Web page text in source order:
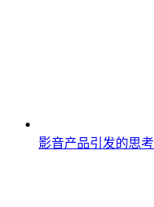
影音产品引发的思考